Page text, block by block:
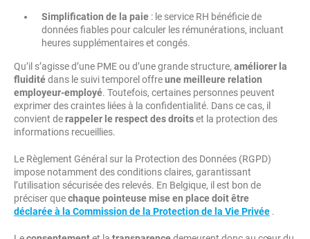
Simplification de la paie : le service RH bénéficie de
données fiables pour calculer les rémunérations, incluant
heures supplémentaires et congés.
Qu’il s’agisse d’une PME ou d’une grande structure, améliorer la
fluiditédans le suivi temporel offreune meilleure relation
employeur-employé. Toutefois, certaines personnes peuvent
exprimer des craintes liées à la confidentialité. Dans ce cas, il
convient derappeler le respect des droitset la protection des
informations recueillies.
Le Règlement Général sur la Protection des Données (RGPD)
impose notamment des conditions claires, garantissant
l’utilisation sécurisée des relevés. En Belgique, il est bon de
préciser quechaque pointeuse mise en place doit être
déclarée à la Commission de la Protection de la Vie Privée .